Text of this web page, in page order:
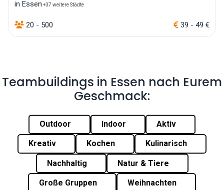
in Essen +37 weitere Städte
20 - 500 39 - 49 €
Teambuildings in Essen nach Eurem
Geschmack:
Outdoor Indoor Aktiv
Kreativ Kochen Kulinarisch
Nachhaltig Natur & Tiere
Große Gruppen Weihnachten